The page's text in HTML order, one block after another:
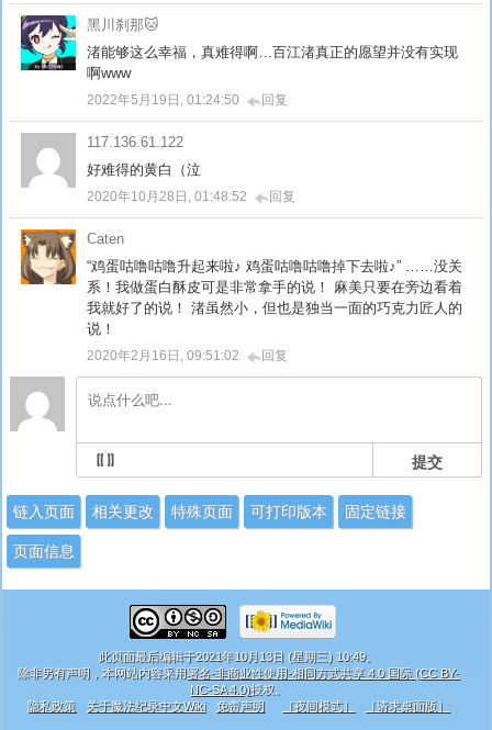
黑川刹那🐱
渚能够这么幸福，真难得啊…百江渚真正的愿望并没有实现
啊www
2022年5月19日, 01:24:50 回复
117.136.61.122
好难得的黄白（泣
2020年10月28日, 01:48:52 回复
Caten
“鸡蛋咕噜咕噜升起来啦♪ 鸡蛋咕噜咕噜掉下去啦♪” ……没关
系！我做蛋白酥皮可是非常拿手的说！ 麻美只要在旁边看着
我就好了的说！ 渚虽然小，但也是独当一面的巧克力匠人的
说！
2020年2月16日, 09:51:02 回复
提交
链入页面 相关更改 特殊页面 可打印版本 固定链接
页面信息
此页面最后编辑于2021年10月13日 (星期三) 10:49。
除非另有声明，本网站内容采用署名-非商业性使用-相同方式共享 4.0 国际 (CC BY-
NC-SA 4.0)授权。
隐私政策
关于魔法纪录中文Wiki 免责声明 ［夜间模式］ ［请求桌面版］